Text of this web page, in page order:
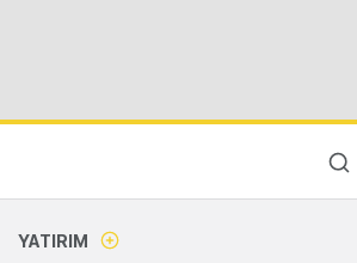
YATIRIM